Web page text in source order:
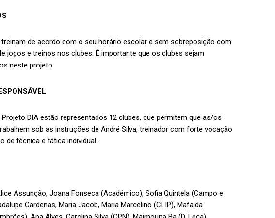
de acordo com o seu horário escolar e sem sobreposição com
jogos e treinos nos clubes. É importante que os clubes sejam
neste projeto.
DIA estão representados 12 clubes, que permitem que as/os
sob as instruções de André Silva, treinador com forte vocação
de técnica e tática individual.
Assunção, Joana Fonseca (Académico), Sofia Quintela (Campo e
Cardenas, Maria Jacob, Maria Marcelino (CLIP), Mafalda